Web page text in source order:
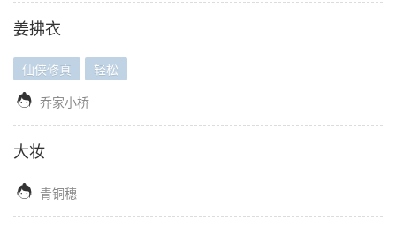
姜拂衣
仙侠修真 轻松
 乔家小桥
大妆
 青铜穗